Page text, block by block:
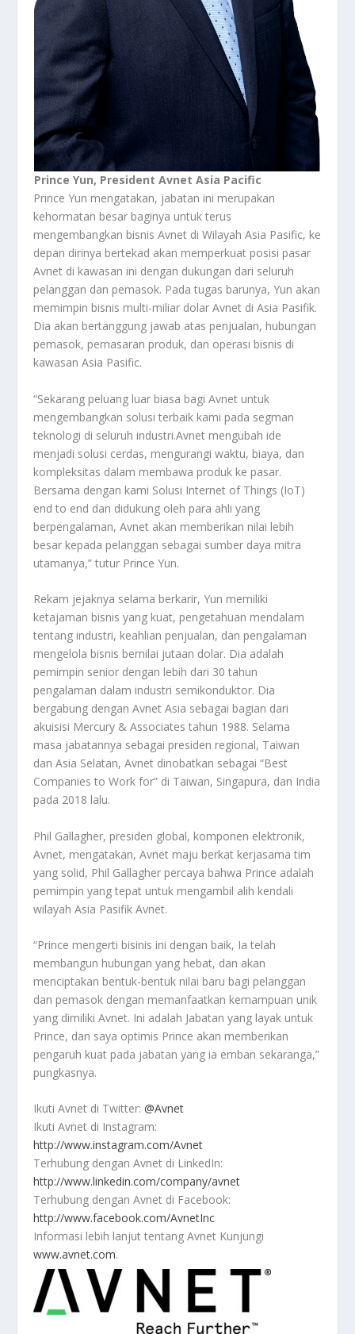
Prince Yun, President Avnet Asia Pacific
Prince Yun mengatakan, jabatan ini merupakan
kehormatan besar baginya untuk terus
mengembangkan bisnis Avnet di Wilayah Asia Pasific, ke
depan dirinya bertekad akan memperkuat posisi pasar
Avnet di kawasan ini dengan dukungan dari seluruh
pelanggan dan pemasok. Pada tugas barunya, Yun akan
memimpin bisnis multi-miliar dolar Avnet di Asia Pasifik.
Dia akan bertanggung jawab atas penjualan, hubungan
pemasok, pemasaran produk, dan operasi bisnis di
kawasan Asia Pasific.
“Sekarang peluang luar biasa bagi Avnet untuk
mengembangkan solusi terbaik kami pada segman
teknologi di seluruh industri.Avnet mengubah ide
menjadi solusi cerdas, mengurangi waktu, biaya, dan
kompleksitas dalam membawa produk ke pasar.
Bersama dengan kami Solusi Internet of Things (IoT)
end to end dan didukung oleh para ahli yang
berpengalaman, Avnet akan memberikan nilai lebih
besar kepada pelanggan sebagai sumber daya mitra
utamanya,” tutur Prince Yun.
Rekam jejaknya selama berkarir, Yun memiliki
ketajaman bisnis yang kuat, pengetahuan mendalam
tentang industri, keahlian penjualan, dan pengalaman
mengelola bisnis bernilai jutaan dolar. Dia adalah
pemimpin senior dengan lebih dari 30 tahun
pengalaman dalam industri semikonduktor. Dia
bergabung dengan Avnet Asia sebagai bagian dari
akuisisi Mercury & Associates tahun 1988. Selama
masa jabatannya sebagai presiden regional, Taiwan
dan Asia Selatan, Avnet dinobatkan sebagai “Best
Companies to Work for” di Taiwan, Singapura, dan India
pada 2018 lalu.
Phil Gallagher, presiden global, komponen elektronik,
Avnet, mengatakan, Avnet maju berkat kerjasama tim
yang solid, Phil Gallagher percaya bahwa Prince adalah
pemimpin yang tepat untuk mengambil alih kendali
wilayah Asia Pasifik Avnet.
“Prince mengerti bisinis ini dengan baik, Ia telah
membangun hubungan yang hebat, dan akan
menciptakan bentuk-bentuk nilai baru bagi pelanggan
dan pemasok dengan memanfaatkan kemampuan unik
yang dimiliki Avnet. Ini adalah Jabatan yang layak untuk
Prince, dan saya optimis Prince akan memberikan
pengaruh kuat pada jabatan yang ia emban sekaranga,”
pungkasnya.
Ikuti Avnet di Twitter:@Avnet
Ikuti Avnet di Instagram:
http://www.instagram.com/Avnet
Terhubung dengan Avnet di LinkedIn:
http://www.linkedin.com/company/avnet
Terhubung dengan Avnet di Facebook:
http://www.facebook.com/AvnetInc
Informasi lebih lanjut tentang Avnet Kunjungi
www.avnet.com.